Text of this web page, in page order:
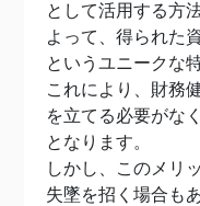
として活用する方
よって、得られた
というユニークな
これにより、財務
を立てる必要がな
となります。
しかし、このメリ
失墜を招く場合も